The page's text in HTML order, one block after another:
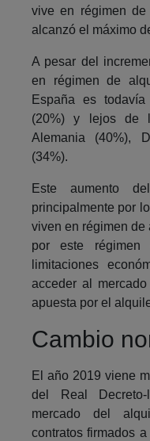
vive en régimen
alcanzó el máximo
A pesar del
en régimen de
España es
(20%) y lejos de
Alemania (40%),
(34%).
Este aumento
principalmente por
viven en régimen de
por este
limitaciones
acceder al
apuesta por el
Cambio
El año 2019 viene
del Real
mercado del
contratos firmados